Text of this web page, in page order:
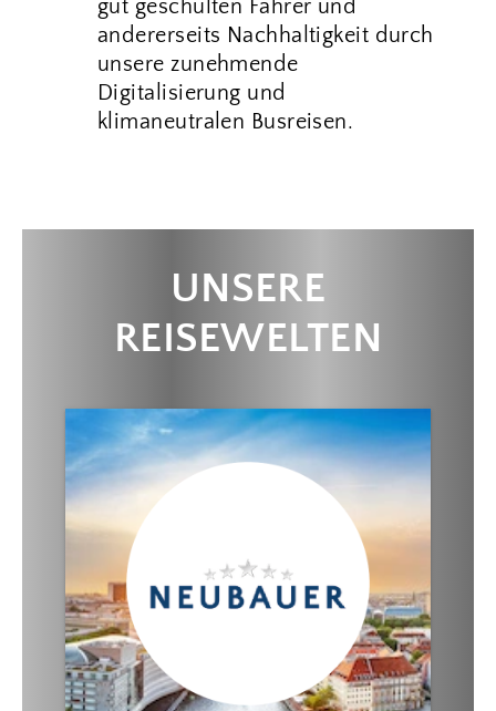
gut geschulten Fahrer und
andererseits Nachhaltigkeit durch
unsere zunehmende
Digitalisierung und
klimaneutralen Busreisen.
UNSERE
REISEWELTEN
· exklusive Reisen
· besonderer Komfort
· erstklassige Hotels